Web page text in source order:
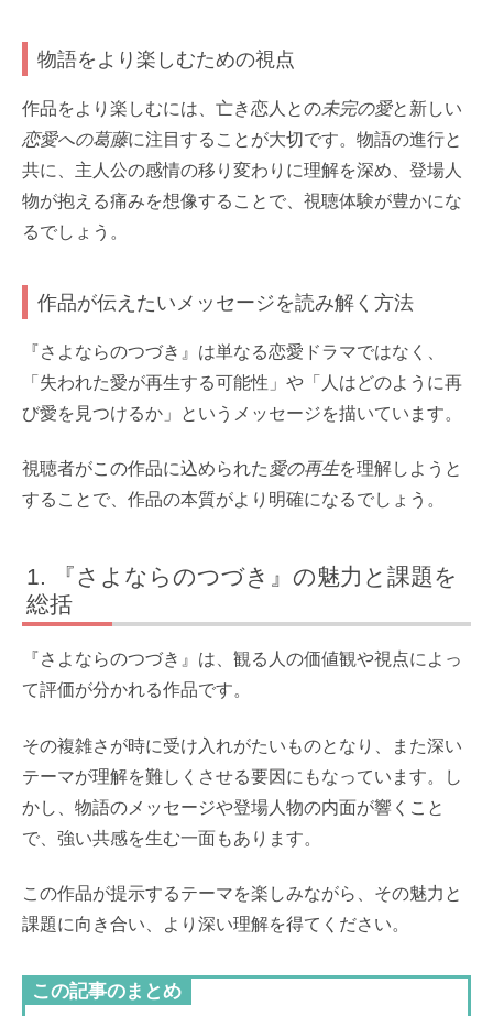
物語をより楽しむための視点
作品をより楽しむには、亡き恋人との未完の愛と新しい
恋愛への葛藤に注目することが大切です。物語の進行と
共に、主人公の感情の移り変わりに理解を深め、登場人
物が抱える痛みを想像することで、視聴体験が豊かにな
るでしょう。
作品が伝えたいメッセージを読み解く方法
『さよならのつづき』は単なる恋愛ドラマではなく、
「失われた愛が再生する可能性」や「人はどのように再
び愛を見つけるか」というメッセージを描いています。
視聴者がこの作品に込められた 愛の再生を理解しようと
することで、作品の本質がより明確になるでしょう。
『さよならのつづき』の魅力と課題を
総括
『さよならのつづき』は、観る人の価値観や視点によっ
て評価が分かれる作品です。
その複雑さが時に受け入れがたいものとなり、また深い
テーマが理解を難しくさせる要因にもなっています。し
かし、物語のメッセージや登場人物の内面が響くこと
で、強い共感を生む一面もあります。
この作品が提示するテーマを楽しみながら、その魅力と
課題に向き合い、より深い理解を得てください。
この記事のまとめ